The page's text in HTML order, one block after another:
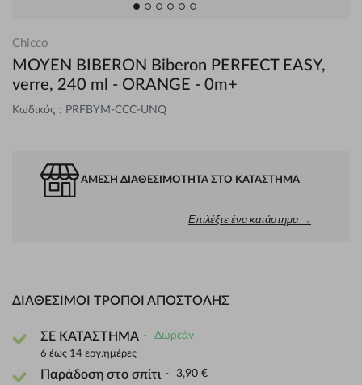
Chicco
MOYEN BIBERON Biberon PERFECT EASY,
verre, 240 ml - ORANGE - 0m+
Κωδικός : PRFBYM-CCC-UNQ
ΆΜΕΣΗ ΔΙΑΘΕΣΙΜΌΤΗΤΑ ΣΤΟ ΚΑΤΆΣΤΗΜΑ
Επιλέξτε ένα κατάστημα →
ΔΙΑΘΈΣΙΜΟΙ ΤΡΌΠΟΙ ΑΠΟΣΤΟΛΉΣ
ΣΕ ΚΑΤΑΣΤΗΜΑ Δωρεάν
6 έως 14 εργ.ημέρες
Παράδοση στο σπίτι 3,90 €